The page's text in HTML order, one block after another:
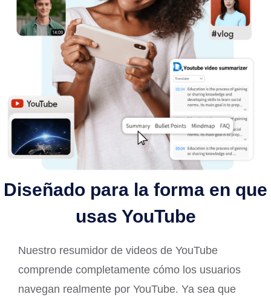
Diseñado para la forma en que
usas YouTube
Nuestro resumidor de videos de YouTube
comprende completamente cómo los usuarios
navegan realmente por YouTube. Ya sea que